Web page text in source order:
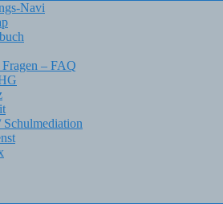
Navi
– FAQ
Schulmediation